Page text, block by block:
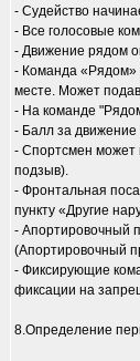
- Судейство
- Все голосовые
- Движение рядом
- Команда «Рядом»
месте. Может
- На команде
- Балл за движение
- Спортсмен может
подзыв).
- Фронтальная
пункту «Другие
- Апортировочный
(Апортировочный
- Фиксирующие
фиксации на
8.Определение